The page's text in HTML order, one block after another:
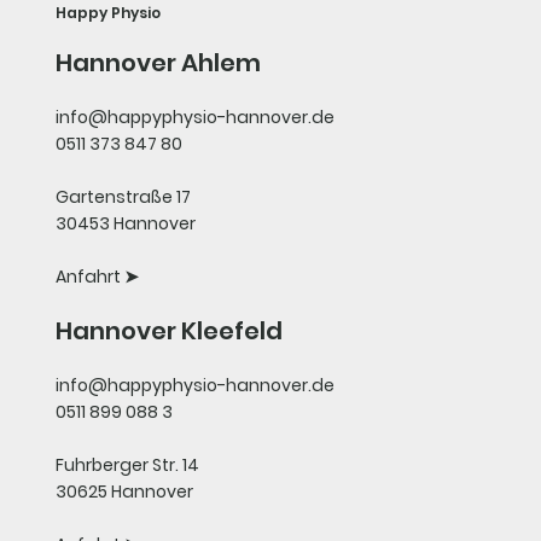
Happy Physio
Hannover Ahlem
info@happyphysio-hannover.de
0511 373 847 80
Gartenstraße 17
30453 Hannover
Anfahrt ➤
Hannover Kleefeld
info@happyphysio-hannover.de
0511 899 088 3
Fuhrberger Str. 14
30625 Hannover